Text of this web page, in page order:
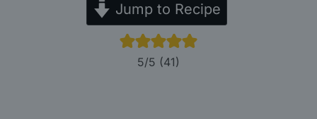
Jump to Recipe
5/5 (41)